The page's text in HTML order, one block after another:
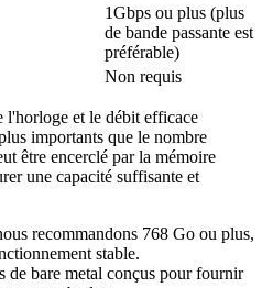
1Gbps ou plus (plus
de bande passante est
préférable)
Non requis
l'horloge et le débit efficace
importants que le nombre
être encerclé par la mémoire
une capacité suffisante et
recommandons 768 Go ou plus,
stable.
de bare metal conçus pour fournir